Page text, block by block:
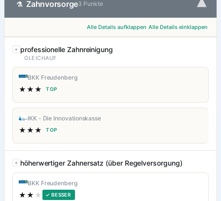
⚗ Zahnvorsorge3 Punkte
Alle Details aufklappen Alle Details einklappen
professionelle Zahnreinigung
GLEICHAUF
BKK Freudenberg
★★★ TOP
IKK - Die Innovationskasse
★★★ TOP
höherwertiger Zahnersatz (über Regelversorgung)
BKK Freudenberg
★★ ★ ✓ BESSER